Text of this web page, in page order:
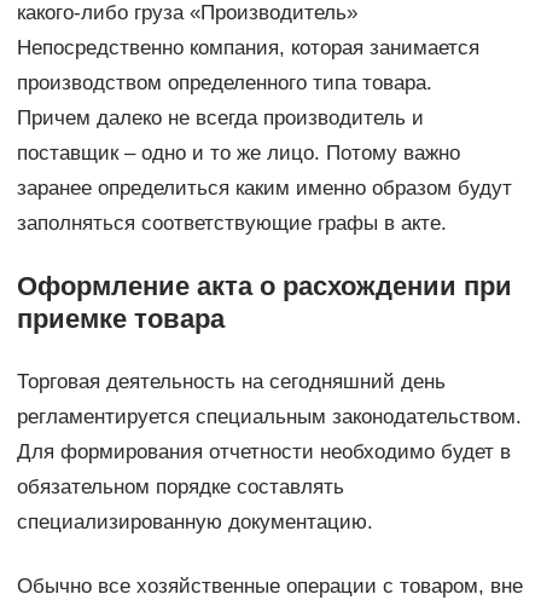
какого-либо груза «Производитель»
Непосредственно компания, которая занимается
производством определенного типа товара.
Причем далеко не всегда производитель и
поставщик – одно и то же лицо. Потому важно
заранее определиться каким именно образом будут
заполняться соответствующие графы в акте.
Оформление акта о расхождении при
приемке товара
Торговая деятельность на сегодняшний день
регламентируется специальным законодательством.
Для формирования отчетности необходимо будет в
обязательном порядке составлять
специализированную документацию.
Обычно все хозяйственные операции с товаром, вне